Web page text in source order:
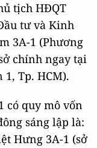
tịch HĐQT
tư và Kinh
3A-1 (Phương
chính ngay tại
1, Tp. HCM).
có quy mô vốn
sáng lập là:
Hưng 3A-1 (sở